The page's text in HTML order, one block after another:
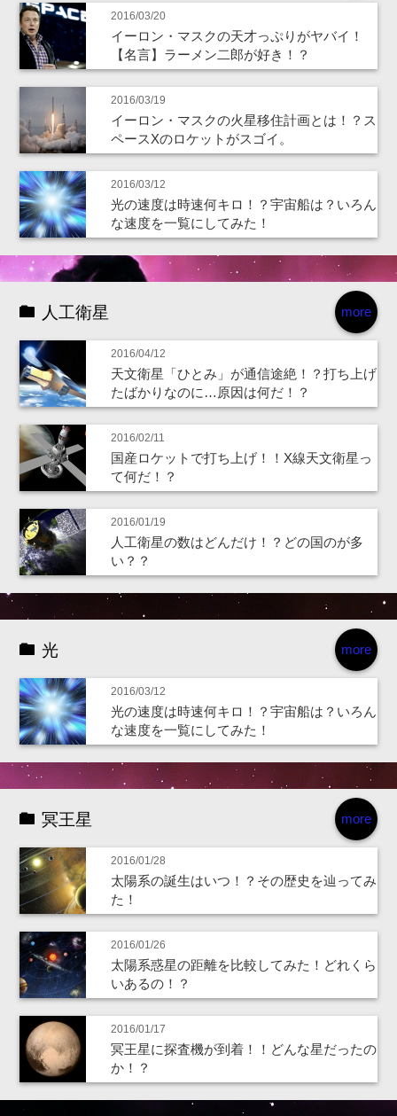
2016/03/20
イーロン・マスクの天才っぷりがヤバイ！
【名言】ラーメン二郎が好き！？
2016/03/19
イーロン・マスクの火星移住計画とは！？ス
ペースXのロケットがスゴイ。
2016/03/12
光の速度は時速何キロ！？宇宙船は？いろん
な速度を一覧にしてみた！
more
人工衛星
2016/04/12
天文衛星「ひとみ」が通信途絶！？打ち上げ
たばかりなのに…原因は何だ！？
2016/02/11
国産ロケットで打ち上げ！！X線天文衛星っ
て何だ！？
2016/01/19
人工衛星の数はどんだけ！？どの国のが多
い？？
more
光
2016/03/12
光の速度は時速何キロ！？宇宙船は？いろん
な速度を一覧にしてみた！
more
冥王星
2016/01/28
太陽系の誕生はいつ！？その歴史を辿ってみ
た！
2016/01/26
太陽系惑星の距離を比較してみた！どれくら
いあるの！？
2016/01/17
冥王星に探査機が到着！！どんな星だったの
か！？